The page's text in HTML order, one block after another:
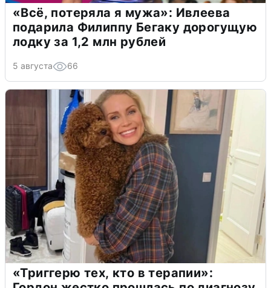
«Всё, потеряла я мужа»: Ивлеева
подарила Филиппу Бегаку дорогущую
лодку за 1,2 млн рублей
5 августа 66
«Триггерю тех, кто в терапии»: